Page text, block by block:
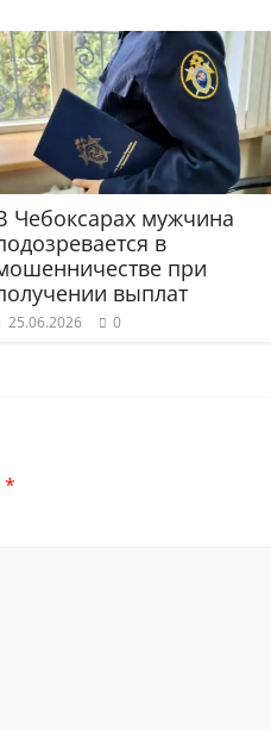
Чебоксарах мужчина
в
при
выплат
25.06.2026 0
*